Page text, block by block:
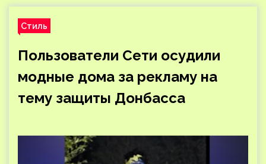
Стиль
Пользователи Сети осудили
модные дома за рекламу на
тему защиты Донбасса